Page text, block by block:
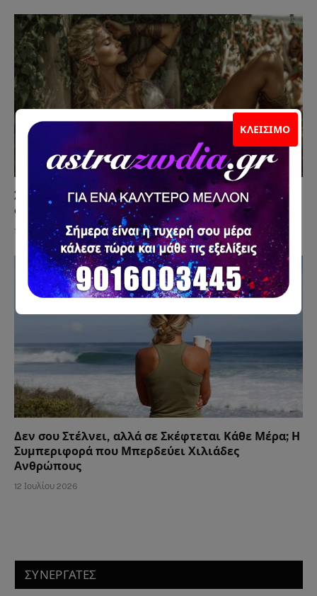
ΚΛΕΊΣΙΜΟ
Σκέφτεται Γάμο Μαζί σου ή Απλώς Δεν Θέλει να
σε Χάσει;
15 Ιουλίου 2026
Δεν σου Στέλνει, αλλά σε Σκέφτεται Κάθε Μέρα; Η
Συμπεριφορά που Μπερδεύει Χιλιάδες
Ανθρώπους
12 Ιουλίου 2026
ΣΥΝΕΡΓΑΤΕΣ